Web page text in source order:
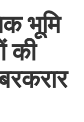
भूमि
की